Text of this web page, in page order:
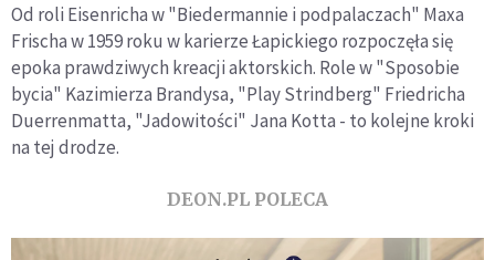
Od roli Eisenricha w "Biedermannie i podpalaczach" Maxa
Frischa w 1959 roku w karierze Łapickiego rozpoczęła się
epoka prawdziwych kreacji aktorskich. Role w "Sposobie
bycia" Kazimierza Brandysa, "Play Strindberg" Friedricha
Duerrenmatta, "Jadowitości" Jana Kotta - to kolejne kroki
na tej drodze.
DEON.PL POLECA